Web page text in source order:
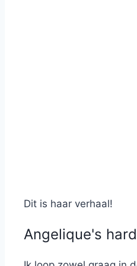
Dit is haar verhaal!
Angelique's